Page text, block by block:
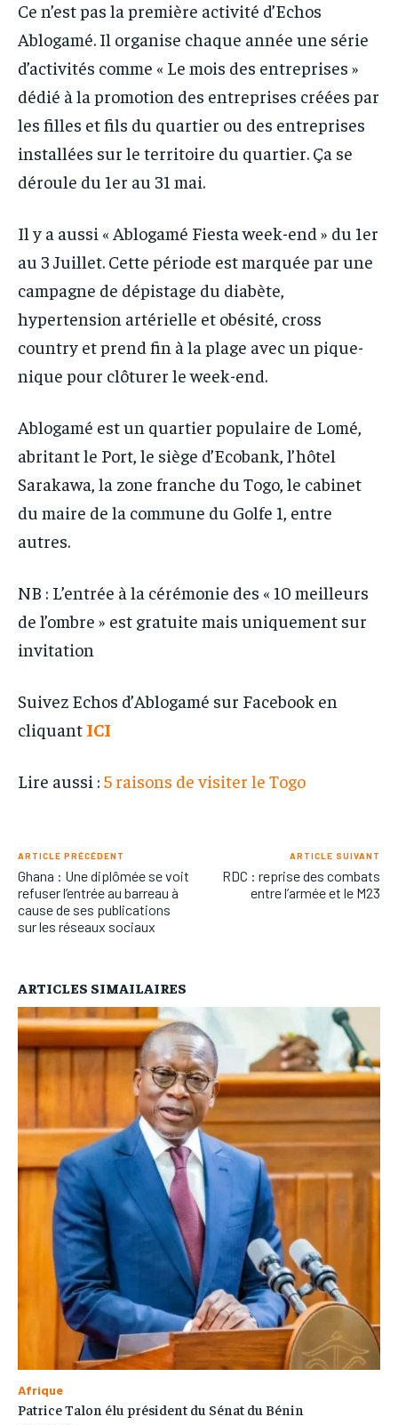
Ce n’est pas la première activité d’Echos
Ablogamé. Il organise chaque année une série
d’activités comme « Le mois des entreprises »
dédié à la promotion des entreprises créées par
les filles et fils du quartier ou des entreprises
installées sur le territoire du quartier. Ça se
déroule du 1er au 31 mai.
Il y a aussi « Ablogamé Fiesta week-end » du 1er
au 3 Juillet. Cette période est marquée par une
campagne de dépistage du diabète,
hypertension artérielle et obésité, cross
country et prend fin à la plage avec un pique-
nique pour clôturer le week-end.
Ablogamé est un quartier populaire de Lomé,
abritant le Port, le siège d’Ecobank, l’hôtel
Sarakawa, la zone franche du Togo, le cabinet
du maire de la commune du Golfe 1, entre
autres.
NB : L’entrée à la cérémonie des « 10 meilleurs
de l’ombre » est gratuite mais uniquement sur
invitation
Suivez Echos d’Ablogamé sur Facebook en
cliquant ICI
Lire aussi : 5 raisons de visiter le Togo
ARTICLE PRÉCÉDENT
Ghana : Une diplômée se voit
refuser l’entrée au barreau à
cause de ses publications
sur les réseaux sociaux
ARTICLE SUIVANT
RDC : reprise des combats
entre l’armée et le M23
ARTICLES SIMAILAIRES
Afrique
Patrice Talon élu président du Sénat du Bénin